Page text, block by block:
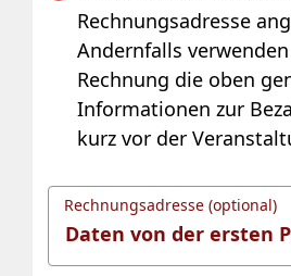
Rechnungsadresse
Andernfalls
Rechnung die oben
Informationen zur
kurz vor der
Rechnungsadresse (optional)